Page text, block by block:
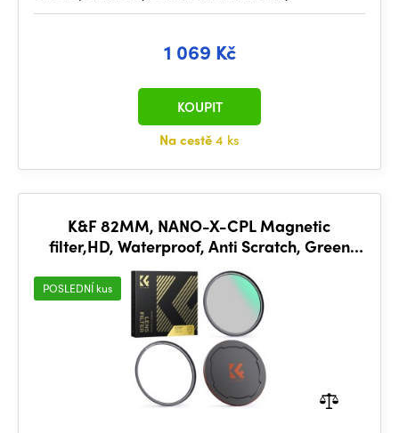
1 069 Kč
Na cestě4 ks
KOUPIT
K&F 82MM, NANO-X-CPL Magnetic
filter,HD, Waterproof, Anti Scratch, Green
Coated,with magnetic attachment
POSLEDNÍ kus